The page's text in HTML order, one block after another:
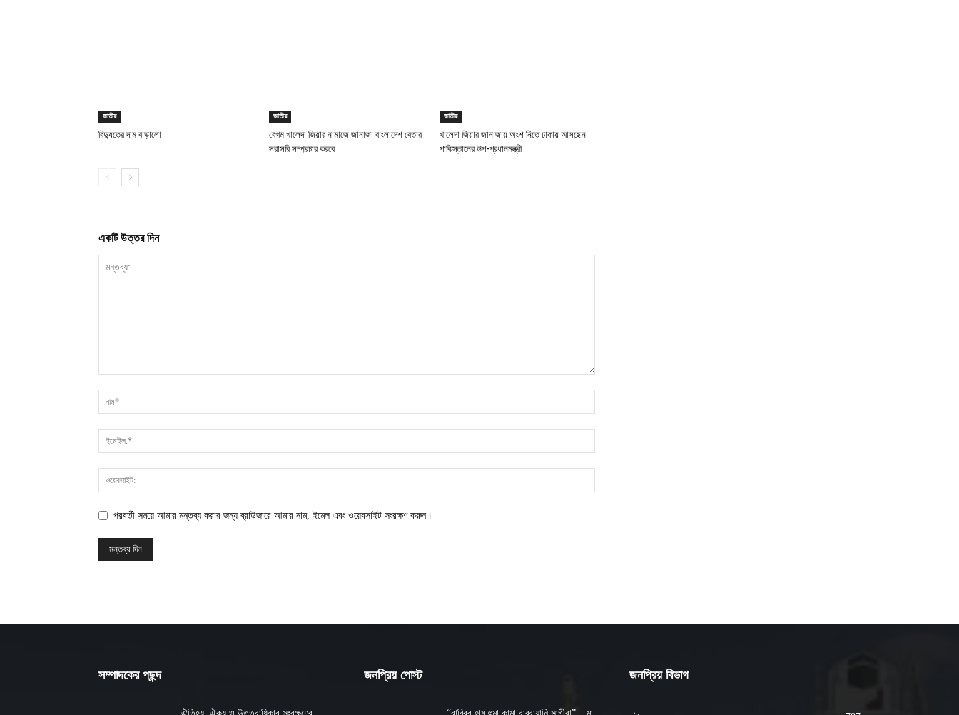
জাতীয়
বিদ্যুতের দাম বাড়ালো
জাতীয়
বেগম খালেদা জিয়ার নামাজে জানাজা বাংলাদেশ বেতার
সরাসরি সম্প্রচার করবে
জাতীয়
খালেদা জিয়ার জানাজায় অংশ নিতে ঢাকায় আসছেন
পাকিস্তানের উপ-প্রধানমন্ত্রী
একটি উত্তর দিন
পরবর্তী সময়ে আমার মন্তব্য করার জন্য ব্রাউজারে আমার নাম, ইমেল এবং ওয়েবসাইট সংরক্ষণ করুন।
সম্পাদকের পছন্দ জনপ্রিয় পোস্ট জনপ্রিয় বিভাগ